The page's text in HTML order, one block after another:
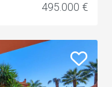
495.000 €